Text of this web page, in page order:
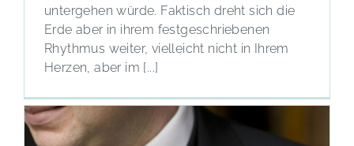
untergehen würde. Faktisch dreht sich die
Erde aber in ihrem festgeschriebenen
Rhythmus weiter, vielleicht nicht in Ihrem
Herzen, aber im [...]